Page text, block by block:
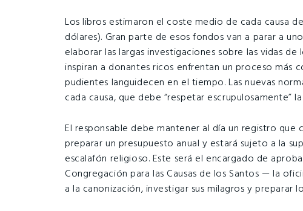
Los libros estimaron el coste medio de cada causa
dólares). Gran parte de esos fondos van a parar a
elaborar las largas investigaciones sobre las vidas
inspiran a donantes ricos enfrentan un proceso
pudientes languidecen en el tiempo. Las nuevas
cada causa, que debe “respetar escrupulosamente”
El responsable debe mantener al día un registro
preparar un presupuesto anual y estará sujeto a la
escalafón religioso. Este será el encargado de
Congregación para las Causas de los Santos — la
a la canonización, investigar sus milagros y preparar